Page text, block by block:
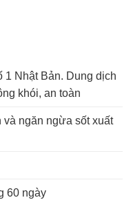
Nhật Bản. Dung dịch
khói, an toàn
và ngăn ngừa sốt xuất
60 ngày